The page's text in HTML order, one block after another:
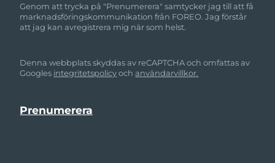
Genom att trycka på "Prenumerera" samtycker jag till att få
marknadsföringskommunikation från FOREO. Jag förstår
att jag kan avregistrera mig när som helst.
Denna webbplats skyddas av reCAPTCHA och omfattas av
Googles integritetspolicyochanvändarvillkor.